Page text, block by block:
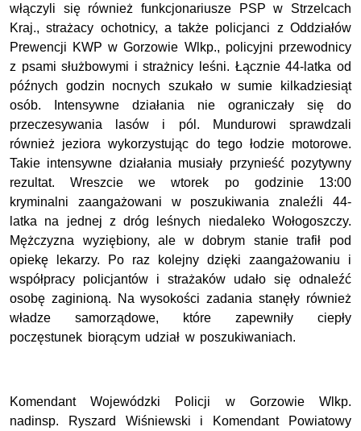
włączyli się również funkcjonariusze PSP w Strzelcach
Kraj., strażacy ochotnicy, a także policjanci z Oddziałów
Prewencji KWP w Gorzowie Wlkp., policyjni przewodnicy
z psami służbowymi i strażnicy leśni. Łącznie 44-latka od
późnych godzin nocnych szukało w sumie kilkadziesiąt
osób. Intensywne działania nie ograniczały się do
przeczesywania lasów i pól. Mundurowi sprawdzali
również jeziora wykorzystując do tego łodzie motorowe.
Takie intensywne działania musiały przynieść pozytywny
rezultat. Wreszcie we wtorek po godzinie 13:00
kryminalni zaangażowani w poszukiwania znaleźli 44-
latka na jednej z dróg leśnych niedaleko Wołogoszczy.
Mężczyzna wyziębiony, ale w dobrym stanie trafił pod
opiekę lekarzy. Po raz kolejny dzięki zaangażowaniu i
współpracy policjantów i strażaków udało się odnaleźć
osobę zaginioną. Na wysokości zadania stanęły również
władze samorządowe, które zapewniły ciepły
poczęstunek biorącym udział w poszukiwaniach.
Komendant Wojewódzki Policji w Gorzowie Wlkp.
nadinsp. Ryszard Wiśniewski i Komendant Powiatowy